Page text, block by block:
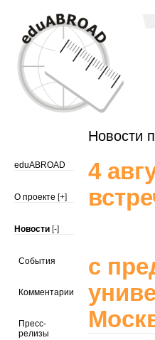
Новости
eduABROAD
О проекте [+]
Новости [-]
События
Комментарии
Пресс-
релизы
4
с